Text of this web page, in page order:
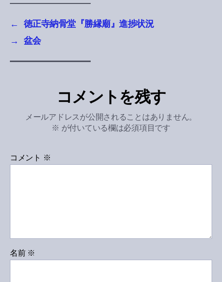
←
徳正寺納骨堂『勝縁廟』進捗状況
→
盆会
コメントを残す
メールアドレスが公開されることはありません。
※ が付いている欄は必須項目です
コメント ※
名前 ※